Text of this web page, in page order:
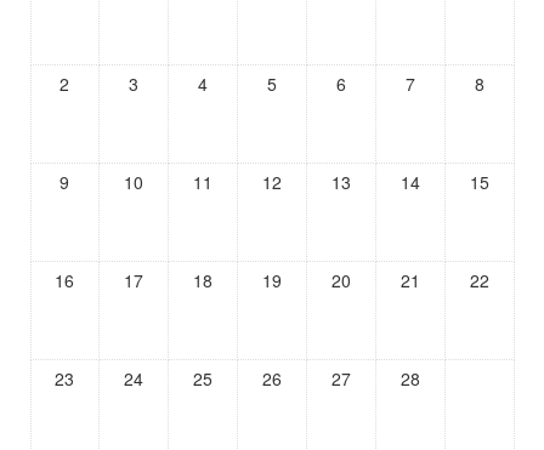
2 3 4 5 6 7 8
9 10 11 12 13 14 15
16 17 18 19 20 21 22
23 24 25 26 27 28